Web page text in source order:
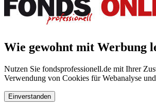
Wie gewohnt mit Werbung
Nutzen Sie fondsprofessionell.de mit Ihrer
Verwendung von Cookies für Webanalyse
Einverstanden